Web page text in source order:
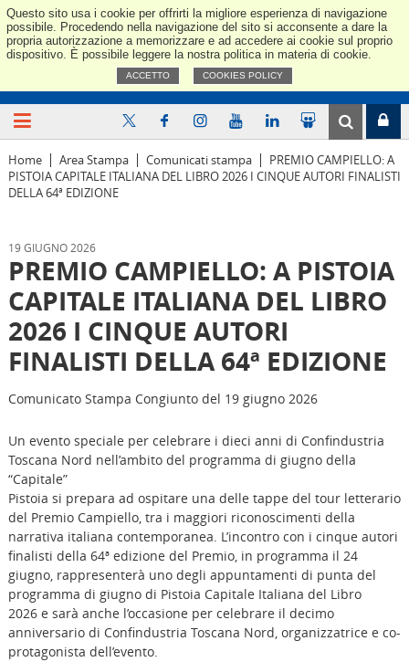
Questo sito usa i cookie per offrirti la migliore esperienza di navigazione
possibile. Procedendo nella navigazione del sito si acconsente a dare la
propria autorizzazione a memorizzare e ad accedere ai cookie sul proprio
dispositivo. È possibile leggere la nostra politica in materia di cookie.
ACCETTO COOKIES POLICY
Home Area Stampa Comunicati stampa
PREMIO CAMPIELLO: A
PISTOIA CAPITALE ITALIANA DEL LIBRO 2026 I CINQUE AUTORI FINALISTI
DELLA 64ª EDIZIONE
19 GIUGNO 2026
PREMIO CAMPIELLO: A PISTOIA
CAPITALE ITALIANA DEL LIBRO
2026 I CINQUE AUTORI
FINALISTI DELLA 64ª EDIZIONE
Comunicato Stampa Congiunto del 19 giugno 2026
Un evento speciale per celebrare i dieci anni di Confindustria
Toscana Nord nell’ambito del programma di giugno della
“Capitale”
Pistoia si prepara ad ospitare una delle tappe del tour letterario
del Premio Campiello, tra i maggiori riconoscimenti della
narrativa italiana contemporanea. L’incontro con i cinque autori
finalisti della 64ª edizione del Premio, in programma il 24
giugno, rappresenterà uno degli appuntamenti di punta del
programma di giugno di Pistoia Capitale Italiana del Libro
2026 e sarà anche l’occasione per celebrare il decimo
anniversario di Confindustria Toscana Nord, organizzatrice e co-
protagonista dell’evento.